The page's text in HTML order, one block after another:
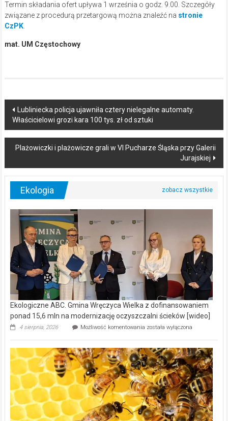
Termin składania ofert upływa 1 września o godz. 9.00. Szczegóły
związane z procedurą przetargową można znaleźć na stronie
CzPK.
mat. UM Częstochowy
Post
navigation
Lubliniecka policja ujawniła cztery nielegalne automaty.
Właścicielowi grozi kara 100 tys. zł od sztuki
Plażowiczki i plażowicze grali w VI Pucharze Śląska przy Galerii
Jurajskiej
Ekologia
Ekologiczne ABC. Gmina Wręczyca Wielka z dofinansowaniem
ponad 15,6 mln na modernizację oczyszczalni ścieków [wideo]
4 sierpnia, 2026 Możliwość komentowania Ekologiczne
Wręczyca
Wielka
z
dofinansowaniem
ponad
15,6
mln
na
modernizację
została wyłączona